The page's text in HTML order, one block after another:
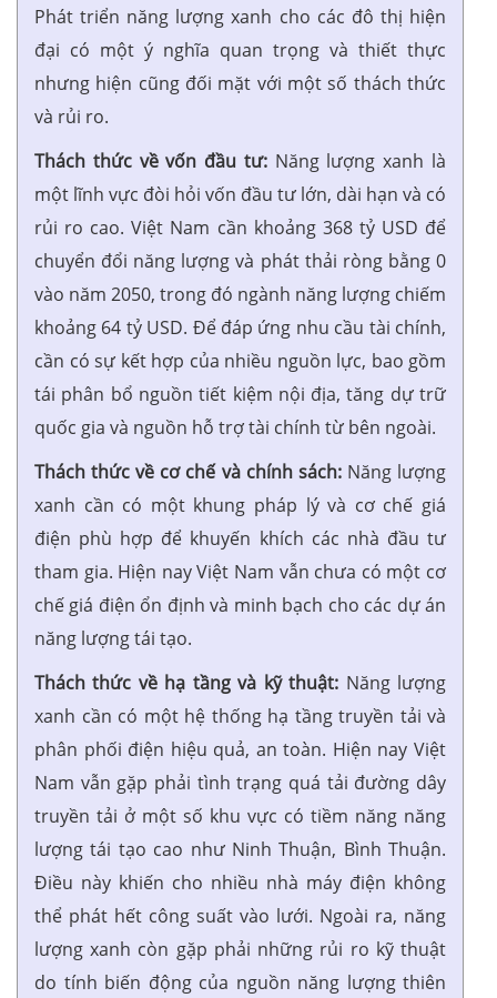
Phát triển năng lượng xanh cho các đô thị hiện
đại có một ý nghĩa quan trọng và thiết thực
nhưng hiện cũng đối mặt với một số thách thức
và rủi ro.
Thách thức về vốn đầu tư:Năng lượng xanh là
một lĩnh vực đòi hỏi vốn đầu tư lớn, dài hạn và có
rủi ro cao. Việt Nam cần khoảng 368 tỷ USD để
chuyển đổi năng lượng và phát thải ròng bằng 0
vào năm 2050, trong đó ngành năng lượng chiếm
khoảng 64 tỷ USD. Để đáp ứng nhu cầu tài chính,
cần có sự kết hợp của nhiều nguồn lực, bao gồm
tái phân bổ nguồn tiết kiệm nội địa, tăng dự trữ
quốc gia và nguồn hỗ trợ tài chính từ bên ngoài.
Thách thức về cơ chế và chính sách:Năng lượng
xanh cần có một khung pháp lý và cơ chế giá
điện phù hợp để khuyến khích các nhà đầu tư
tham gia. Hiện nay Việt Nam vẫn chưa có một cơ
chế giá điện ổn định và minh bạch cho các dự án
năng lượng tái tạo.
Thách thức về hạ tầng và kỹ thuật: Năng lượng
xanh cần có một hệ thống hạ tầng truyền tải và
phân phối điện hiệu quả, an toàn. Hiện nay Việt
Nam vẫn gặp phải tình trạng quá tải đường dây
truyền tải ở một số khu vực có tiềm năng năng
lượng tái tạo cao như Ninh Thuận, Bình Thuận.
Điều này khiến cho nhiều nhà máy điện không
thể phát hết công suất vào lưới. Ngoài ra, năng
lượng xanh còn gặp phải những rủi ro kỹ thuật
do tính biến động của nguồn năng lượng thiên